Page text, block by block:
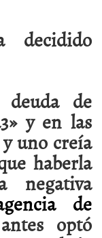
decidido
de
y en las
uno creía
haberla
negativa
de
optó